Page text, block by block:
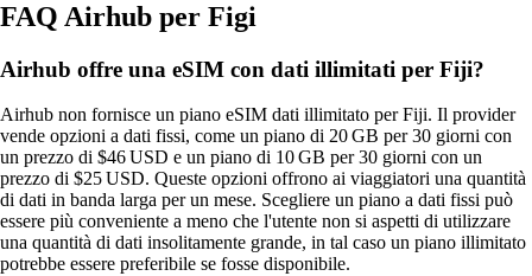
FAQ Airhub per Figi
Airhub offre una eSIM con dati illimitati per Fiji?
Airhub non fornisce un piano eSIM dati illimitato per Fiji. Il provider
vende opzioni a dati fissi, come un piano di 20 GB per 30 giorni con
un prezzo di $46 USD e un piano di 10 GB per 30 giorni con un
prezzo di $25 USD. Queste opzioni offrono ai viaggiatori una quantità
di dati in banda larga per un mese. Scegliere un piano a dati fissi può
essere più conveniente a meno che l'utente non si aspetti di utilizzare
una quantità di dati insolitamente grande, in tal caso un piano illimitato
potrebbe essere preferibile se fosse disponibile.